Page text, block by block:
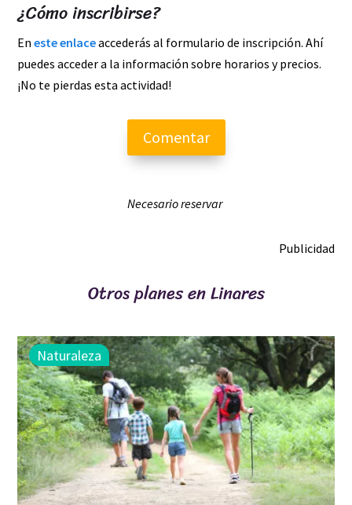
¿Cómo inscribirse?
Eneste enlaceaccederás al formulario de inscripción. Ahí
puedes acceder a la información sobre horarios y precios.
¡No te pierdas esta actividad!
Comentar
Necesario reservar
Publicidad
Otros planes en Linares
Naturaleza